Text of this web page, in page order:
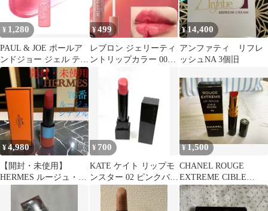
¥ 1,280
PAUL & JOE ポールア
ンドジョー ジェル ティ
ント ルージュ 07
¥499
レブロン ジェリーティ
ントリップカラー 006
¥ 14,400
アンファティ リフレ
ッシュNA 3個旧
¥4,980
【開封・未使用】
HERMES ルージュ・シ
ルメス
¥ 700
KATE ケイト リップモ
ンスター 02 ピンクバナ
ナ 口紅 ルージュ コス
¥1,500
CHANEL ROUGE
EXTREME CIBLE
ROUGE 06